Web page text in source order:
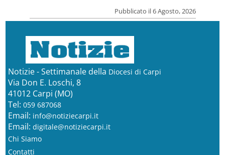
Pubblicato il 6 Agosto, 2026
Notizie - Settimanale della Diocesi di Carpi
Via Don E. Loschi, 8
41012 Carpi (MO)
Tel: 059 687068
Email: info@notiziecarpi.it
Email: digitale@notiziecarpi.it
Chi Siamo
Contatti